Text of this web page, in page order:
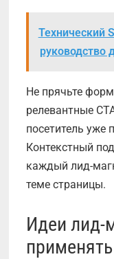
Технический
руководство
Не прячьте
релевантные
посетитель уже
Контекстный
каждый лид-
теме страницы.
Идеи лид-
применять